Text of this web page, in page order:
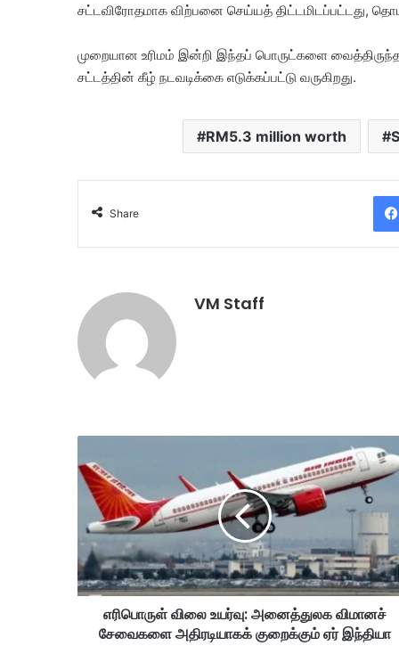
சட்டவிரோதமாக விற்பனை செய்யத் திட்டமிடப்பட்டது,
முறையான உரிமம் இன்றி இந்தப் பொருட்களை
சட்டத்தின் கீழ் நடவடிக்கை எடுக்கப்பட்டு வருகிறது.
RM5.3 million worth
Share
VM Staff
ரி
பொ
வி
லை
உ
ய
எரிபொருள் விலை உயர்வு: அனைத்துலக விமானச்
சேவைகளை அதிரடியாகக் குறைக்கும் ஏர் இந்தியா